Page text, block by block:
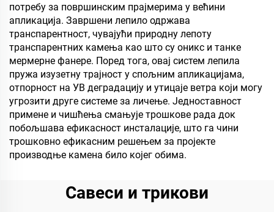
потребу за површинским прајмерима у већини
апликација. Завршени лепило одржава
транспарентност, чувајући природну лепоту
транспарентних камења као што су оникс и танке
мермерне фанере. Поред тога, овај систем лепила
пружа изузетну трајност у спољним апликацијама,
отпорност на УВ деградацију и утицаје ветра који могу
угрозити друге системе за личење. Једноставност
примене и чишћења смањује трошкове рада док
побољшава ефикасност инсталације, што га чини
трошковно ефикасним решењем за пројекте
производње камена било којег обима.
Савеси и трикови